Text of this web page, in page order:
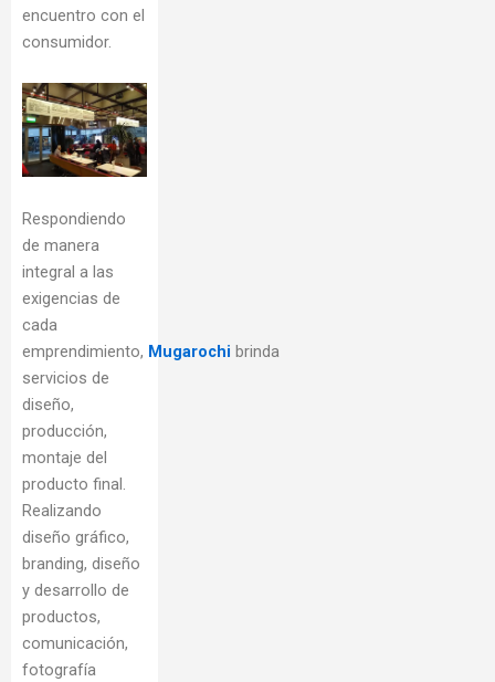
encuentro con el
consumidor.
Respondiendo
de manera
integral a las
exigencias de
cada
emprendimiento, Mugarochi brinda
servicios de
diseño,
producción,
montaje del
producto final.
Realizando
diseño gráfico,
branding, diseño
y desarrollo de
productos,
comunicación,
fotografía